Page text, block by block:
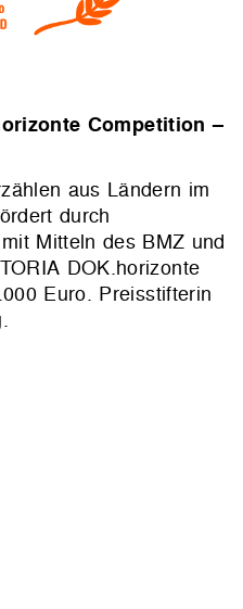
Competition –
aus Ländern im
durch
Mitteln des BMZ und
DOK.horizonte
Euro. Preisstifterin